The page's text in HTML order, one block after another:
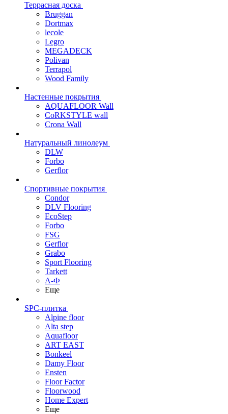
Террасная доска
Bruggan
Dortmax
lecole
Legro
MEGADECK
Polivan
Terrapol
Wood Family
Настенные покрытия
AQUAFLOOR Wall
CoRKSTYLE wall
Crona Wall
Натуральный линолеум
DLW
Forbo
Gerflor
Спортивные покрытия
Condor
DLV Flooring
EcoStep
Forbo
FSG
Gerflor
Grabo
Sport Flooring
Tarkett
А-Ф
Еще
SPC-плитка
Alpine floor
Alta step
Aquafloor
ART EAST
Bonkeel
Damy Floor
Ensten
Floor Factor
Floorwood
Home Expert
Еще